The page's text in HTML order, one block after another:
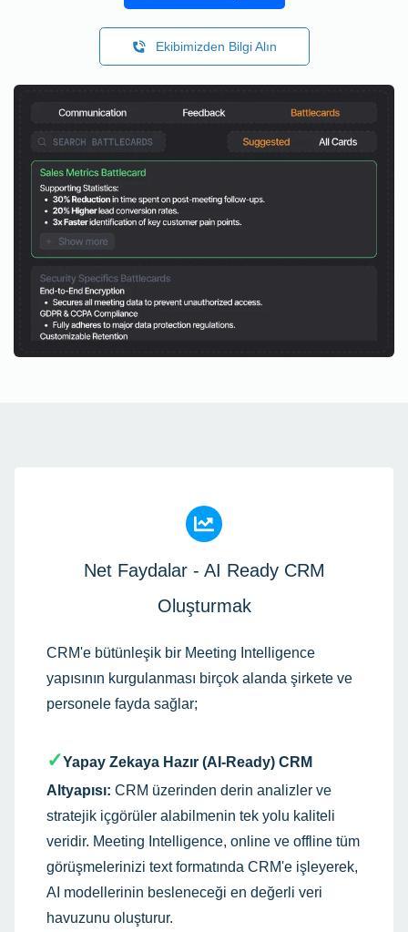
Ekibimizden Bilgi Alın
Net Faydalar - AI Ready CRM
Oluşturmak
CRM'e bütünleşik bir Meeting Intelligence
yapısının kurgulanması birçok alanda şirkete ve
personele fayda sağlar;
✓Yapay Zekaya Hazır (AI-Ready) CRM
Altyapısı: CRM üzerinden derin analizler ve
stratejik içgörüler alabilmenin tek yolu kaliteli
veridir. Meeting Intelligence, online ve offline tüm
görüşmelerinizi text formatında CRM'e işleyerek,
AI modellerinin besleneceği en değerli veri
havuzunu oluşturur.